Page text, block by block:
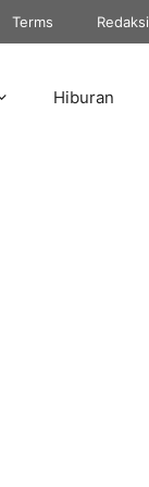
Terms Redaksi
Hiburan